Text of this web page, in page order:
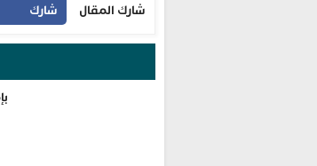
شارك المقال شارك